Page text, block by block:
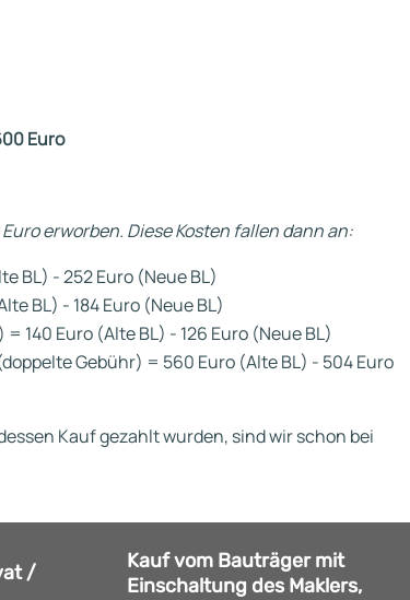
Euro
erworben. Diese Kosten fallen dann an:
BL) - 252 Euro (Neue BL)
BL) - 184 Euro (Neue BL)
140 Euro (Alte BL) - 126 Euro (Neue BL)
Gebühr) = 560 Euro (Alte BL) - 504 Euro
Kauf gezahlt wurden, sind wir schon bei
/
Kauf vom Bauträger mit
Einschaltung des Maklers,